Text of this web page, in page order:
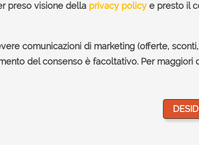
preso visione della privacy policye presto il
comunicazioni di marketing (offerte,
del consenso è facoltativo. Per maggiori